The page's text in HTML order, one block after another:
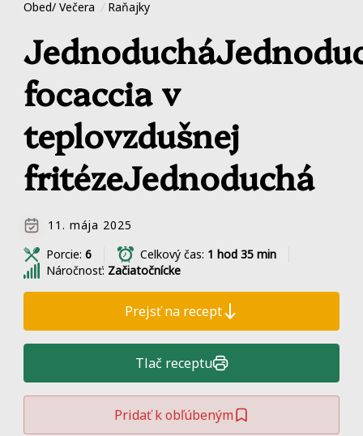
Obed/ Večera Raňajky
focaccia v
teplovzdušnej
fritézeJednoduchá
11. mája 2025
Porcie: 6 Celkový čas: 1 hod 35 min
Náročnosť: Začiatočnícke
Prejsť na recept
Tlač receptu
Pridať k obľúbeným